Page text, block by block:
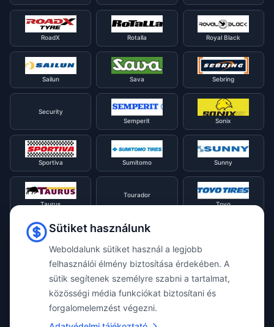
RoadX Rotalla Royal Black
Sailun Sava Sebring
Security
Semperit
Sonix
Sportiva Sumitomo Sunny
Taurus
Tourador
Toyo
Tracmax
Triangle
Viking Voyager
Sütiket használunk
Weboldalunk sütiket használ a legjobb
felhasználói élmény biztosítása érdekében. A
sütik segítenek személyre szabni a tartalmat,
közösségi média funkciókat biztosítani és
forgalomelemzést végezni.